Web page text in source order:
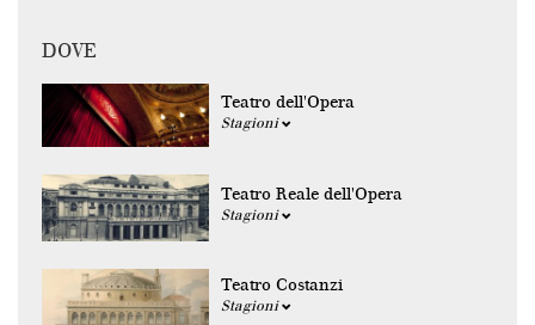
DOVE
Teatro dell'Opera
Stagioni
Teatro Reale dell'Opera
Stagioni
Teatro Costanzi
Stagioni